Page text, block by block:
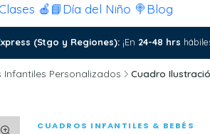
🍎📘 Día del Niño 🍭 Blog
(Stgo y Regiones): ¡En 24-48 hrs
Infantiles Personalizados Cuadro
CUADROS INFANTILES & BEBÉS